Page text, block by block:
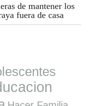
de mantener los
fuera de casa